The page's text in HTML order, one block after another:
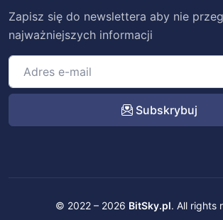
Zapisz się do newslettera aby nie
najważniejszych informacji
Subskrybuj
© 2022 – 2026 BitSky.pl. All rights